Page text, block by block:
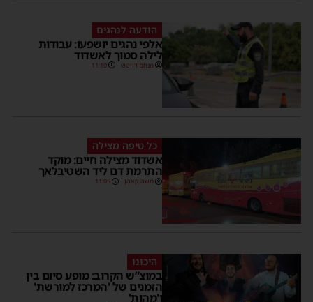
הודעה לנהגים
אלפי נהגים יושפעו: עבודות
לילה סמוך לאשדוד
מנחם דויטש 11:10
כל טיפה מצילה
אשדוד מצילה חיים: מוקד
התרמת דם ליד השטיבלאך
משה קאהן 11:05
היכונו
במוצ”ש הקרוב: מופע סיום בין
הזמנים של 'המרכז למורשת'
ו'מהות'